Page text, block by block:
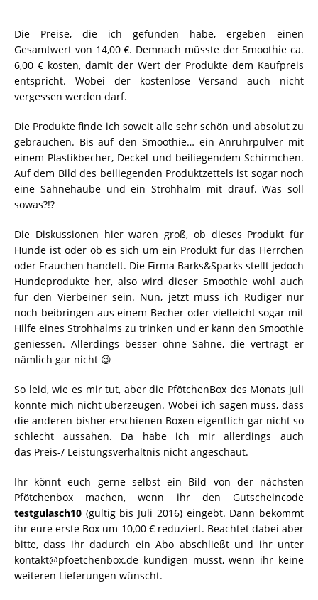
Die Preise, die ich gefunden habe, ergeben einen
Gesamtwert von 14,00 €. Demnach müsste der Smoothie ca.
6,00 € kosten, damit der Wert der Produkte dem Kaufpreis
entspricht. Wobei der kostenlose Versand auch nicht
vergessen werden darf.
Die Produkte finde ich soweit alle sehr schön und absolut zu
gebrauchen. Bis auf den Smoothie… ein Anrührpulver mit
einem Plastikbecher, Deckel und beiliegendem Schirmchen.
Auf dem Bild des beiliegenden Produktzettels ist sogar noch
eine Sahnehaube und ein Strohhalm mit drauf. Was soll
sowas?!?
Die Diskussionen hier waren groß, ob dieses Produkt für
Hunde ist oder ob es sich um ein Produkt für das Herrchen
oder Frauchen handelt. Die Firma Barks&Sparks stellt jedoch
Hundeprodukte her, also wird dieser Smoothie wohl auch
für den Vierbeiner sein. Nun, jetzt muss ich Rüdiger nur
noch beibringen aus einem Becher oder vielleicht sogar mit
Hilfe eines Strohhalms zu trinken und er kann den Smoothie
geniessen. Allerdings besser ohne Sahne, die verträgt er
nämlich gar nicht 😉
So leid, wie es mir tut, aber die PfötchenBox des Monats Juli
konnte mich nicht überzeugen. Wobei ich sagen muss, dass
die anderen bisher erschienen Boxen eigentlich gar nicht so
schlecht aussahen. Da habe ich mir allerdings auch
das Preis-/ Leistungsverhältnis nicht angeschaut.
Ihr könnt euch gerne selbst ein Bild von der nächsten
Pfötchenbox machen, wenn ihr den Gutscheincode
testgulasch10 (gültig bis Juli 2016) eingebt. Dann bekommt
ihr eure erste Box um 10,00 € reduziert. Beachtet dabei aber
bitte, dass ihr dadurch ein Abo abschließt und ihr unter
kontakt@pfoetchenbox.de kündigen müsst, wenn ihr keine
weiteren Lieferungen wünscht.